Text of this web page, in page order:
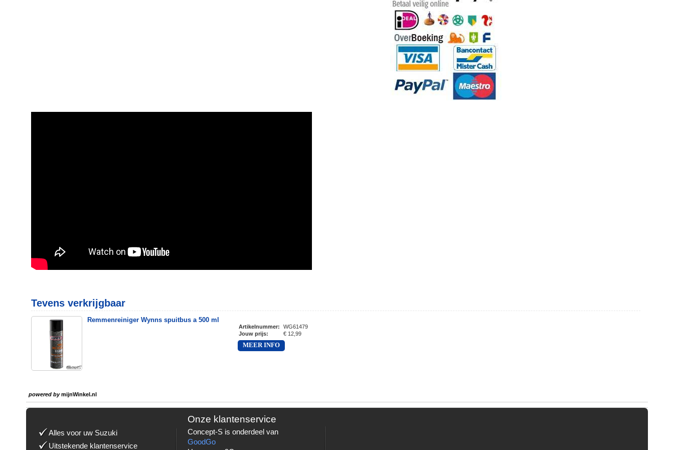
Tevens verkrijgbaar
Remmenreiniger Wynns spuitbus a 500 ml
Artikelnummer:
WG61479
Jouw prijs: € 12,99
MEER INFO
powered bymijnWinkel.nl
Alles voor uw Suzuki
Uitstekende klantenservice
Onze klantenservice
Concept-S is onderdeel van
GoodGo